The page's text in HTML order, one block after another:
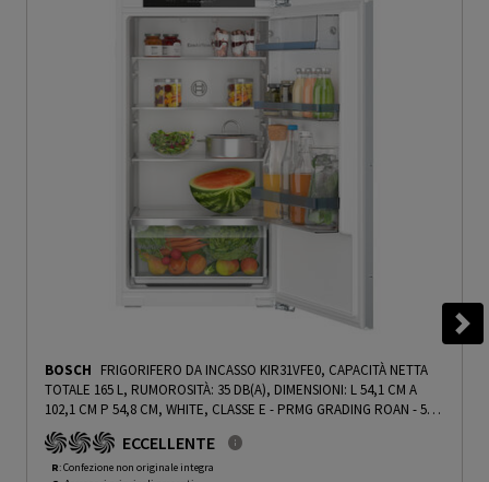
BOSCH FRIGORIFERO DA INCASSO KIR31VFE0, CAPACITÀ NETTA
TOTALE 165 L, RUMOROSITÀ: 35 DB(A), DIMENSIONI: L 54,1 CM A
102,1 CM P 54,8 CM, WHITE, CLASSE E - PRMG GRADING ROAN - 5%
-PRMG GRADING ROAN - 5%
ECCELLENTE
R: Confezione non originale integra